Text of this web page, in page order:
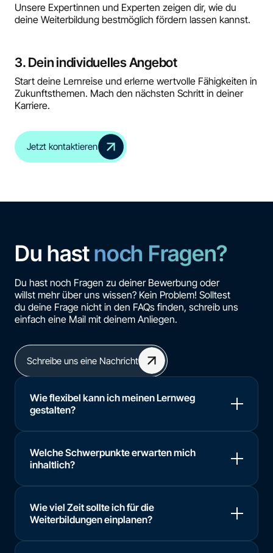
Unsere Expertinnen und Experten zeigen dir, wie du
deine Weiterbildung bestmöglich fördern lassen kannst.
3. Dein individuelles Angebot
Start deine Lernreise und erlerne wertvolle Fähigkeiten in
Zukunftsthemen. Mach den nächsten Schritt in deiner
Karriere.
Jetzt kontaktieren
Du hastnoch Fragen?
Du hast noch Fragen zu deiner Bewerbung oder
willst mehr über uns wissen? Kein Problem! Solltest
du deine Frage nicht in den FAQs finden, schreib uns
einfach eine Mail mit deinem Anliegen.
Schreibe uns eine Nachricht
Wie flexibel kann ich meinen Lernweg
gestalten?
Welche Schwerpunkte erwarten mich
inhaltlich?
Wie viel Zeit sollte ich für die
Weiterbildungen einplanen?